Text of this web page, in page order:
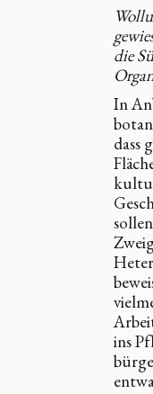
die
In
dass
ins